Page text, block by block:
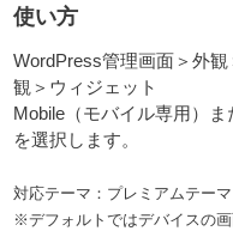
使い方
WordPress管理画面＞外
観＞ウィジェット
Mobile（モバイル専用）ま
を選択します。
対応テーマ：プレミアムテーマ
※デフォルトではデバイスの